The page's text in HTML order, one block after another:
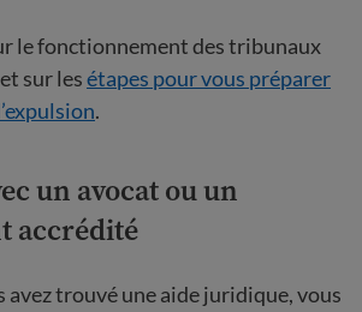
le fonctionnement des tribunaux
sur lesétapes pour vous préparer
.
un avocat ou un
accrédité
avez trouvé une aide juridique, vous